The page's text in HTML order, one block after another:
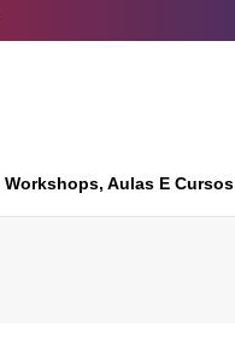
Workshops, Aulas E Cursos